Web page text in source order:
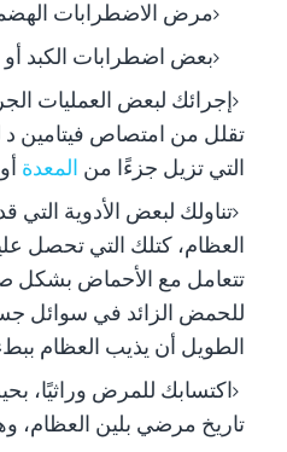
مرض الاضطرابات
بعض اضطرابات الكبد أو
إجرائك لبعض العمليات
تقلل من امتصاص فيتامين د
التي تزيل جزءًا من المعدة
تناولك لبعض الأدوية التي
العظام، كتلك التي تحصل
تتعامل مع الأحماض بشكل
للحمض الزائد في سوائل
الطويل أن يذيب العظام
اكتسابك للمرض وراثيًا،
تاريخ مرضي بلين العظام،